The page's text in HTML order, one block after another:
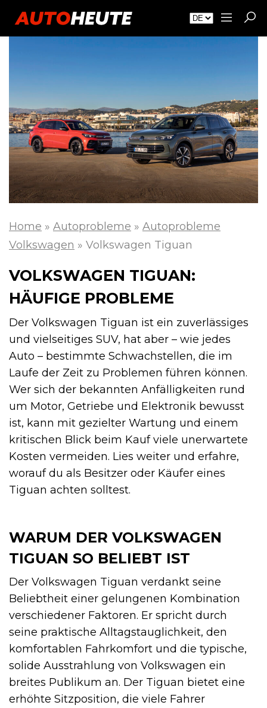
Home » Autoprobleme » Autoprobleme
Volkswagen » Volkswagen Tiguan
VOLKSWAGEN TIGUAN:
HÄUFIGE PROBLEME
Der Volkswagen Tiguan ist ein zuverlässiges
und vielseitiges SUV, hat aber – wie jedes
Auto – bestimmte Schwachstellen, die im
Laufe der Zeit zu Problemen führen können.
Wer sich der bekannten Anfälligkeiten rund
um Motor, Getriebe und Elektronik bewusst
ist, kann mit gezielter Wartung und einem
kritischen Blick beim Kauf viele unerwartete
Kosten vermeiden. Lies weiter und erfahre,
worauf du als Besitzer oder Käufer eines
Tiguan achten solltest.
WARUM DER VOLKSWAGEN
TIGUAN SO BELIEBT IST
Der Volkswagen Tiguan verdankt seine
Beliebtheit einer gelungenen Kombination
verschiedener Faktoren. Er spricht durch
seine praktische Alltagstauglichkeit, den
komfortablen Fahrkomfort und die typische,
solide Ausstrahlung von Volkswagen ein
breites Publikum an. Der Tiguan bietet eine
erhöhte Sitzposition, die viele Fahrer